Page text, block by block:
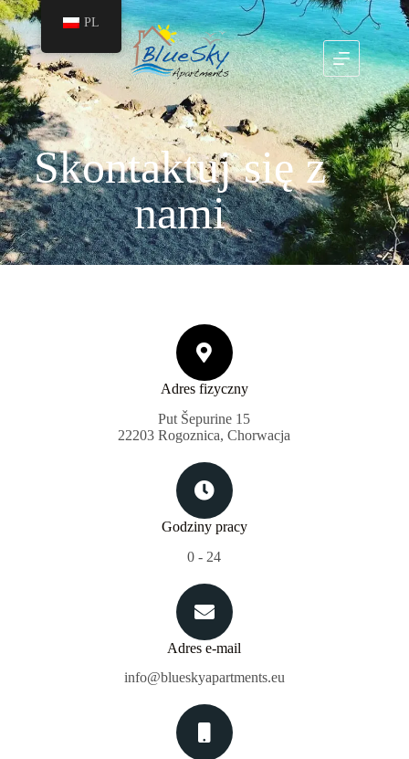
Skontaktuj się z
nami
Adres fizyczny
Put Šepurine 15
22203 Rogoznica, Chorwacja
Godziny pracy
0 - 24
Adres e-mail
info@blueskyapartments.eu
PL